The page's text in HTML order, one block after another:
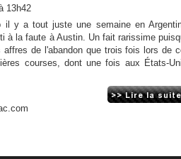
13h42
il y a tout juste une semaine en
à la faute à Austin. Un fait rarissime
affres de l'abandon que trois fois lors de
courses, dont une fois aux États-